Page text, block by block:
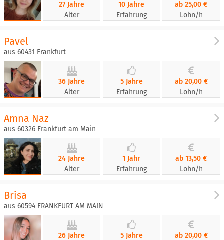
27 Jahre
Alter
10 Jahre
Erfahrung
ab 25,00 €
Lohn/h
Pavel
aus 60431 Frankfurt
36 Jahre
Alter
5 Jahre
Erfahrung
ab 20,00 €
Lohn/h
Amna Naz
aus 60326 Frankfurt am Main
24 Jahre
Alter
1 Jahr
Erfahrung
ab 13,50 €
Lohn/h
Brisa
aus 60594 FRANKFURT AM MAIN
26 Jahre
5 Jahre
ab 20,00 €